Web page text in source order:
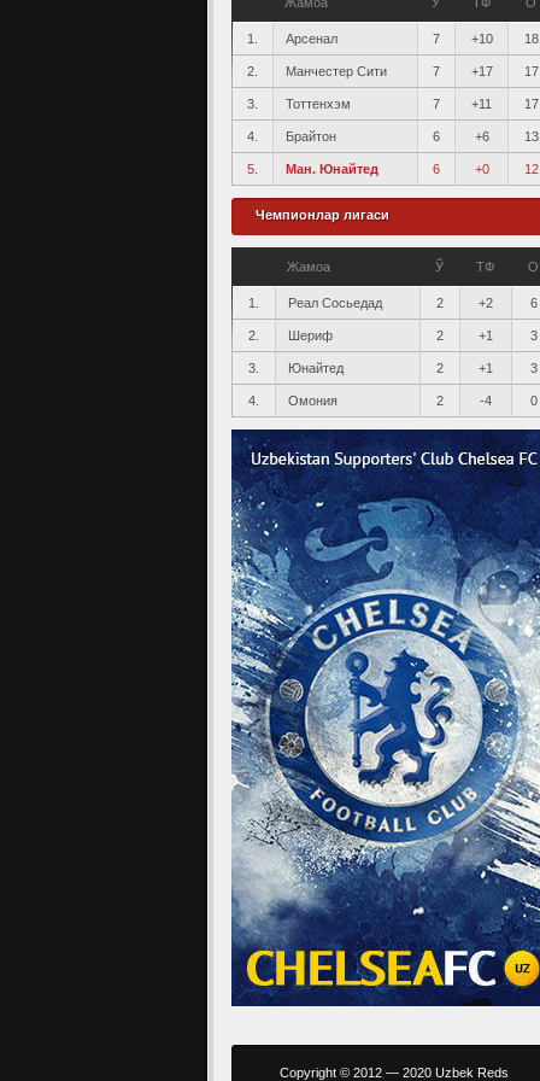
1. Арсенал 7 +10 18
2. Манчестер Сити 7 +17 17
3. Тоттенхэм 7 +11 17
4. Брайтон 6 +6 13
5. Ман. Юнайтед 6 +0 12
Чемпионлар лигаси
Жамоа Ў ТФ О
1. Реал Сосьедад 2 +2 6
2. Шериф 2 +1 3
3. Юнайтед 2 +1 3
4. Омония 2 -4 0
Copyright © 2012 — 2020 Uzbek Reds